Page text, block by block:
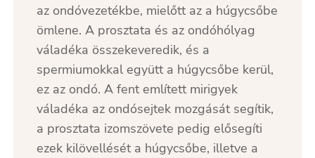
az ondóvezetékbe, mielőtt az a húgycsőbe
ömlene. A prosztata és az ondóhólyag
váladéka összekeveredik, és a
spermiumokkal együtt a húgycsőbe kerül,
ez az ondó. A fent említett mirigyek
váladéka az ondósejtek mozgását segítik,
a prosztata izomszövete pedig elősegíti
ezek kilövellését a húgycsőbe, illetve a